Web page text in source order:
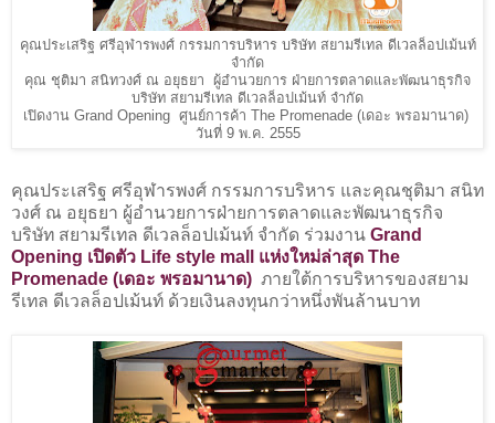
คุณประเสริฐ ศรีอุฬารพงศ์ กรรมการบริหาร บริษัท สยามรีเทล ดีเวลล็อปเม้นท์
จำกัด
คุณ ชุติมา สนิทวงศ์ ณ อยุธยา ผู้อำนวยการ ฝ่ายการตลาดและพัฒนาธุรกิจ
บริษัท สยามรีเทล ดีเวลล็อปเม้นท์ จำกัด
เปิดงาน Grand Opening ศูนย์การค้า The Promenade (เดอะ พรอมานาด)
วันที่ 9 พ.ค. 2555
คุณประเสริฐ ศรีอุฬารพงศ์ กรรมการบริหาร และคุณชุติมา สนิท
วงศ์ ณ อยุธยา ผู้อำนวยการฝ่ายการตลาดและพัฒนาธุรกิจ
บริษัท สยามรีเทล ดีเวลล็อปเม้นท์ จำกัด ร่วมงาน Grand
Opening เปิดตัว Life style mall แห่งใหม่ล่าสุด The
Promenade (เดอะ พรอมานาด) ภายใต้การบริหารของสยาม
รีเทล ดีเวลล็อปเม้นท์ ด้วยเงินลงทุนกว่าหนึ่งพันล้านบาท